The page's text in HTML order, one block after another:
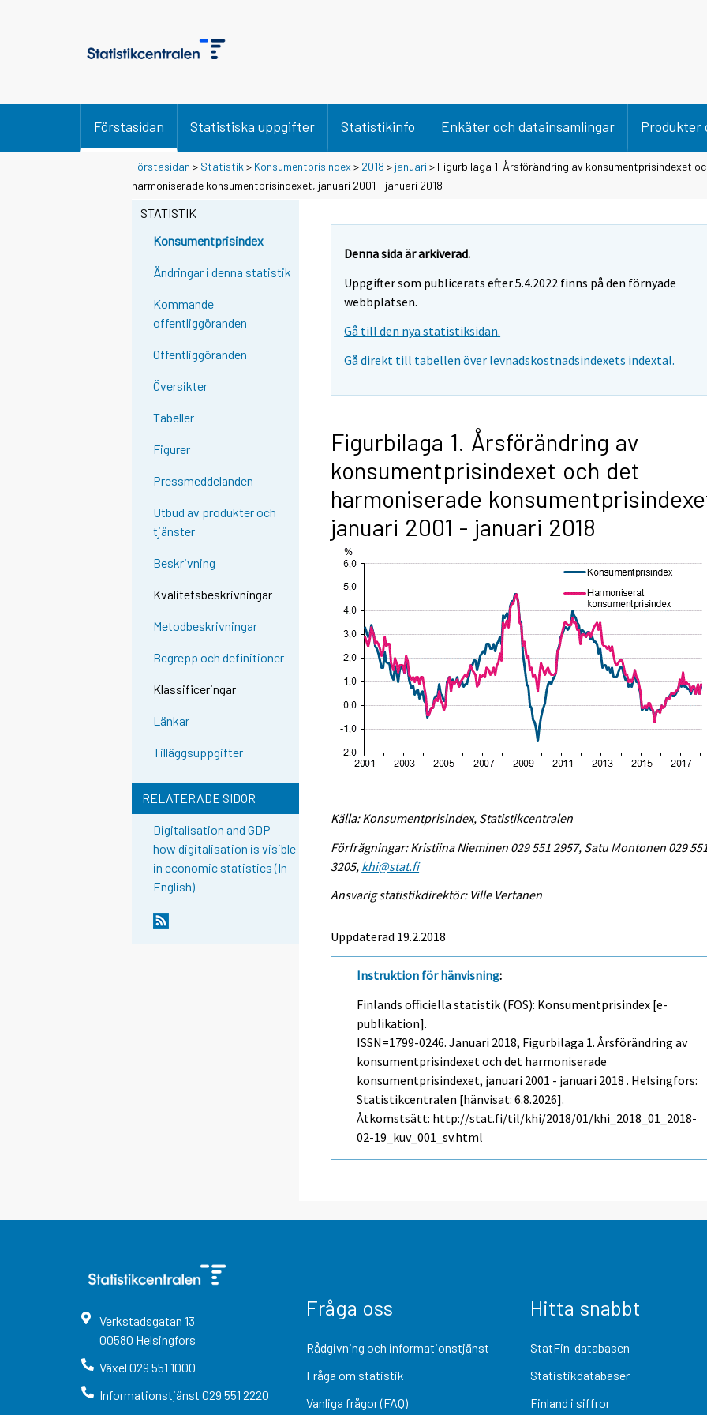
Förstasidan Statistiska uppgifter Statistikinfo Enkäter och datainsamlingar Produkter
Förstasidan > Statistik > Konsumentprisindex > 2018 > januari > Figurbilaga 1. Årsförändring av konsumentprisindexet
harmoniserade konsumentprisindexet, januari 2001 - januari 2018
STATISTIK
Konsumentprisindex
Ändringar i denna statistik
Kommande
offentliggöranden
Offentliggöranden
Översikter
Tabeller
Figurer
Pressmeddelanden
Utbud av produkter och
tjänster
Beskrivning
Kvalitetsbeskrivningar
Metodbeskrivningar
Begrepp och definitioner
Klassificeringar
Länkar
Tilläggsuppgifter
RELATERADE SIDOR
Digitalisation and GDP -
how digitalisation is visible
in economic statistics (In
English)
Denna sida är arkiverad.
Uppgifter som publicerats efter 5.4.2022 finns på den förnyade
webbplatsen.
Gå till den nya statistiksidan.
Gå direkt till tabellen över levnadskostnadsindexets indextal.
Figurbilaga 1. Årsförändring av
konsumentprisindexet och det
harmoniserade
januari 2001 - januari 2018
Källa: Konsumentprisindex, Statistikcentralen
Förfrågningar: Kristiina Nieminen 029 551 2957, Satu Montonen 029
3205, khi@stat.fi
Ansvarig statistikdirektör: Ville Vertanen
Uppdaterad 19.2.2018
Instruktion för hänvisning:
Finlands officiella statistik (FOS): Konsumentprisindex [e-
publikation].
ISSN=1799-0246.Januari 2018, Figurbilaga 1. Årsförändring av
konsumentprisindexet och det harmoniserade
konsumentprisindexet, januari 2001 - januari 2018 . Helsingfors:
Statistikcentralen [hänvisat: 6.8.2026].
Åtkomstsätt: http://stat.fi/til/khi/2018/01/khi_2018_01_2018-
02-19_kuv_001_sv.html
Verkstadsgatan 13
00580 Helsingfors
Växel 029 551 1000
Informationstjänst 029 551 2220
Fråga oss
Rådgivning och informationstjänst
Fråga om statistik
Vanliga frågor (FAQ)
Hitta snabbt
StatFin-databasen
Statistikdatabaser
Finland i siffror